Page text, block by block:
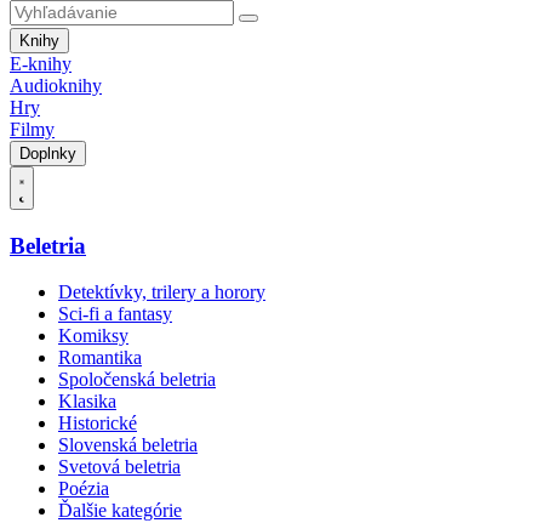
Knihy
E-knihy
Audioknihy
Hry
Filmy
Doplnky
Beletria
Detektívky, trilery a horory
Sci-fi a fantasy
Komiksy
Romantika
Spoločenská beletria
Klasika
Historické
Slovenská beletria
Svetová beletria
Poézia
Ďalšie kategórie